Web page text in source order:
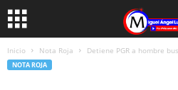
Inicio Nota Roja Detiene PGR a hombre
NOTA ROJA